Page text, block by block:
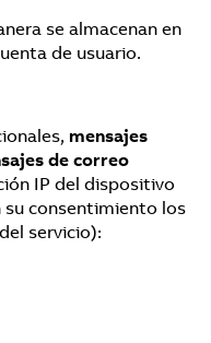
se almacenan en
de usuario.
mensajes
de correo
IP del dispositivo
consentimiento los
servicio):